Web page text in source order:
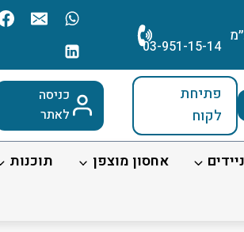
03-951-15-14
פתיחת
לקוח
כניסה
לאתר
אחסון מוצפן תוכנות